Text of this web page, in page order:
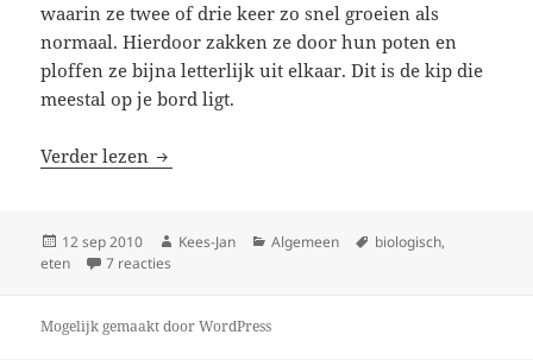
waarin ze twee of drie keer zo snel groeien als
normaal. Hierdoor zakken ze door hun poten en
ploffen ze bijna letterlijk uit elkaar. Dit is de kip die
meestal op je bord ligt.
Verder lezen Biologische kipfilet
Geplaatst
op
12 sep 2010 Auteur
Kees-Jan Categorieën
Algemeen Tags
biologisch,
eten
7 reacties
Mogelijk gemaakt door WordPress